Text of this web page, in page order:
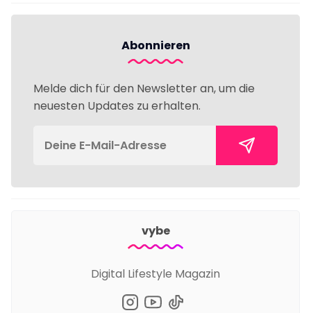
Abonnieren
Melde dich für den Newsletter an, um die
neuesten Updates zu erhalten.
vybe
Digital Lifestyle Magazin